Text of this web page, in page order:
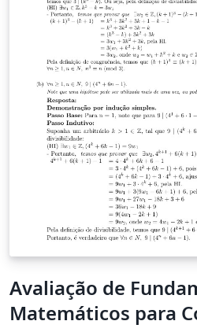
Avaliação de Fundamentos
Matemáticos para